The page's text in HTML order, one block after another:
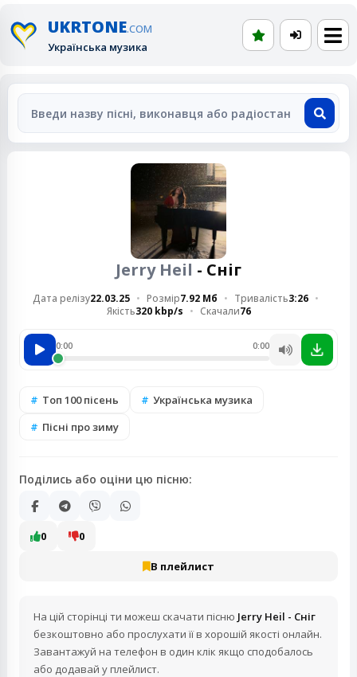
UKRTONE.COM
Українська музика
Jerry Heil - Сніг
Дата релізу22.03.25 Розмір7.92 Мб Тривалість3:26
Якість320 kbp/s Скачали76
0:00 0:00
Топ 100 пісень
Українська музика
Пісні про зиму
Поділись або оціни цю пісню:
0 0
В плейлист
На цій сторінці ти можеш скачати пісню Jerry Heil - Сніг
безкоштовно або прослухати її в хорошій якості онлайн.
Завантажуй на телефон в один клік якщо сподобалось
або додавай у плейлист.